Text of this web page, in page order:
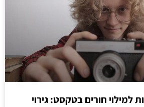
למילוי חורים בטקסט: גירוי